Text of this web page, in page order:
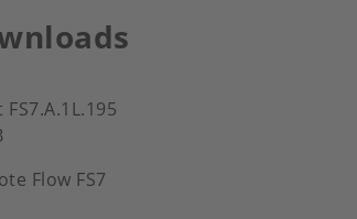
Flow FS7